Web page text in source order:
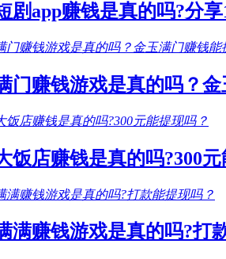
剧app赚钱是真的吗?分享
门赚钱游戏是真的吗？
饭店赚钱是真的吗?300元
满赚钱游戏是真的吗?打